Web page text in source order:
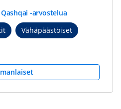
-arvostelua
Vähäpäästöiset